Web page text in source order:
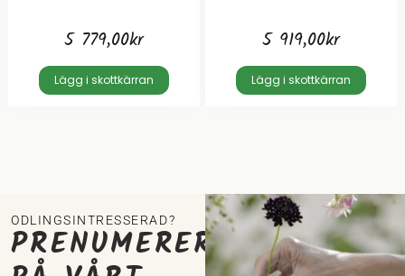
5 779,00kr
Lägg i skottkärran
5 919,00kr
Lägg i skottkärran
ODLINGSINTRESSERAD?
PRENUMERERA